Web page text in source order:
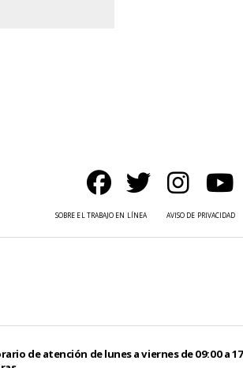
SOBRE EL TRABAJO EN LÍNEA AVISO DE PRIVACIDAD
de atención de lunes a viernes de 09:00 a